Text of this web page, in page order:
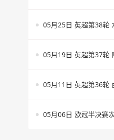
05月25日 英超第38轮
05月19日 英超第37轮
05月11日 英超第36轮
05月06日 欧冠半决赛